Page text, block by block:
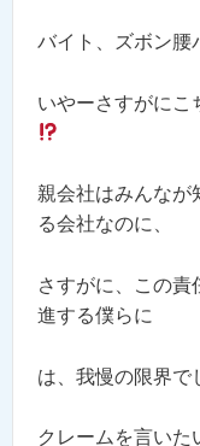
バイト、ズボン腰
いやーさすがにこ
親会社はみんなが
る会社なのに、
さすがに、この責
進する僕らに
は、我慢の限界で
クレームを言いた